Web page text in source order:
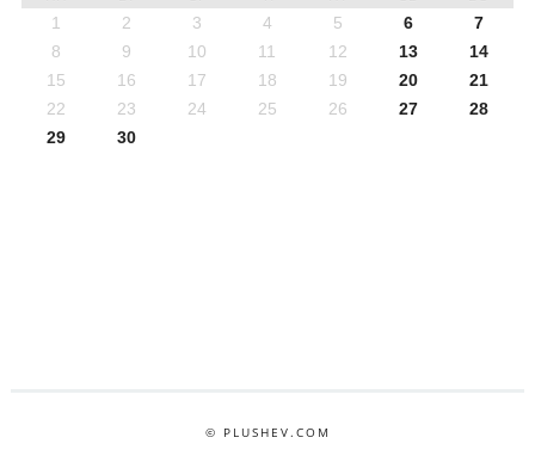
1 2 3 4 5 6
7
8
9 10 11 12 13
14
15
16 17 18 19 20
21
22
23 24 25 26 27
28
29
30
© PLUSHEV.COM